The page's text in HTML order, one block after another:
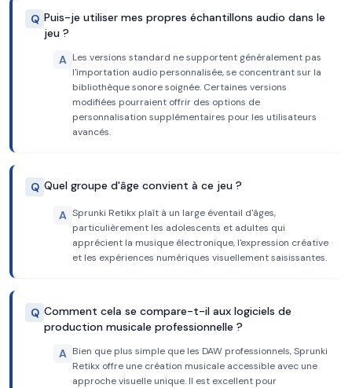
Q Puis-je utiliser mes propres échantillons audio dans le
jeu ?
A Les versions standard ne supportent généralement pas
l'importation audio personnalisée, se concentrant sur la
bibliothèque sonore soignée. Certaines versions
modifiées pourraient offrir des options de
personnalisation supplémentaires pour les utilisateurs
avancés.
Q Quel groupe d'âge convient à ce jeu ?
A Sprunki Retikx plaît à un large éventail d'âges,
particulièrement les adolescents et adultes qui
apprécient la musique électronique, l'expression créative
et les expériences numériques visuellement saisissantes.
Q Comment cela se compare-t-il aux logiciels de
production musicale professionnelle ?
A Bien que plus simple que les DAW professionnels, Sprunki
Retikx offre une création musicale accessible avec une
approche visuelle unique. Il est excellent pour